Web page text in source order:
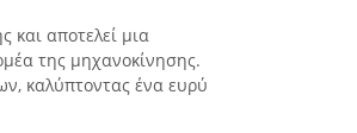
και αποτελεί μια
της μηχανοκίνησης.
καλύπτοντας ένα ευρύ